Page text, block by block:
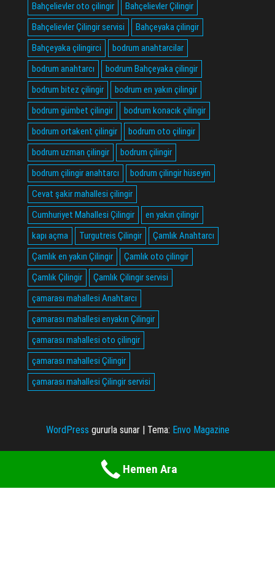
Bahçelievler oto çilingir
Bahçelievler Çilingir
Bahçelievler Çilingir servisi
Bahçeyaka çilingir
Bahçeyaka çilingirci
bodrum anahtarcilar
bodrum anahtarcı
bodrum Bahçeyaka çilingir
bodrum bitez çilingir
bodrum en yakın çilingir
bodrum gümbet çilingir
bodrum konacık çilingir
bodrum ortakent çilingir
bodrum oto çilingir
bodrum uzman çilingir
bodrum çilingir
bodrum çilingir anahtarcı
bodrum çilingir hüseyin
Cevat şakir mahallesi çilingir
Cumhuriyet Mahallesi Çilingir
en yakın çilingir
kapı açma
Turgutreis Çilingir
Çamlık Anahtarcı
Çamlık en yakın Çilingir
Çamlık oto çilingir
Çamlık Çilingir
Çamlık Çilingir servisi
çamarası mahallesi Anahtarcı
çamarası mahallesi enyakın Çilingir
çamarası mahallesi oto çilingir
çamarası mahallesi Çilingir
çamarası mahallesi Çilingir servisi
WordPress gururla sunar | Tema: Envo Magazine
Hemen Ara